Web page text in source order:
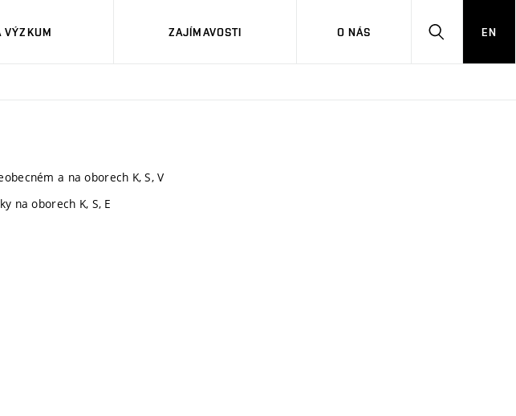
VÝZKUM ZAJÍMAVOSTI O NÁS
HLEDAT
EN
a na oborech K, S, V
na oborech K, S, E